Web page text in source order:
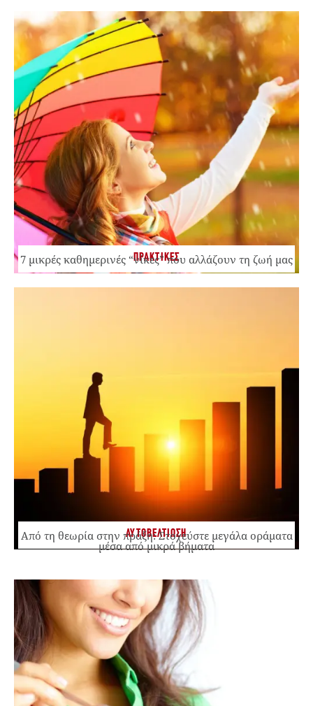
ΠΡΑΚΤΙΚΕΣ
7 μικρές καθημερινές “νίκες” που αλλάζουν τη ζωή μας
ΑΥΤΟΒΕΛΤΙΩΣΗ
Από τη θεωρία στην πράξη: Στοχεύστε μεγάλα οράματα
μέσα από μικρά βήματα